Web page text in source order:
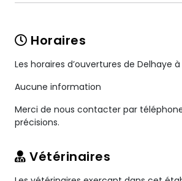
Horaires
Les horaires d’ouvertures de Delhaye à
Aucune information
Merci de nous contacter par
précisions.
Vétérinaires